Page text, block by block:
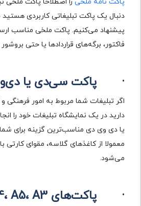
دنبال یک پاکت تبلیغاتی کاربردی
پیشنهاد می‌کنیم. پاکت ملخی مناسب
فاکتور، برگه‌های قراردادها یا حتی
·پاکت سی‌دی یا
اگر تبلیغات شما مربوط به امور
دارید در یک نمایشگاه تبلیغات خود را
یا دی وی دی مناسب‌ترین گزینه برای
معمولا از کاغذهای گلاسه، مقوای کارتی
می‌شود.
·پاکت‌های ، A5، A3